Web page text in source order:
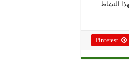
النشاط
Pinterest